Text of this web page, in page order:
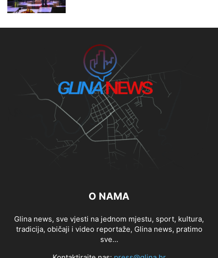
O NAMA
Glina news, sve vjesti na jednom mjestu, sport, kultura,
tradicija, običaji i video reportaže, Glina news, pratimo
sve...